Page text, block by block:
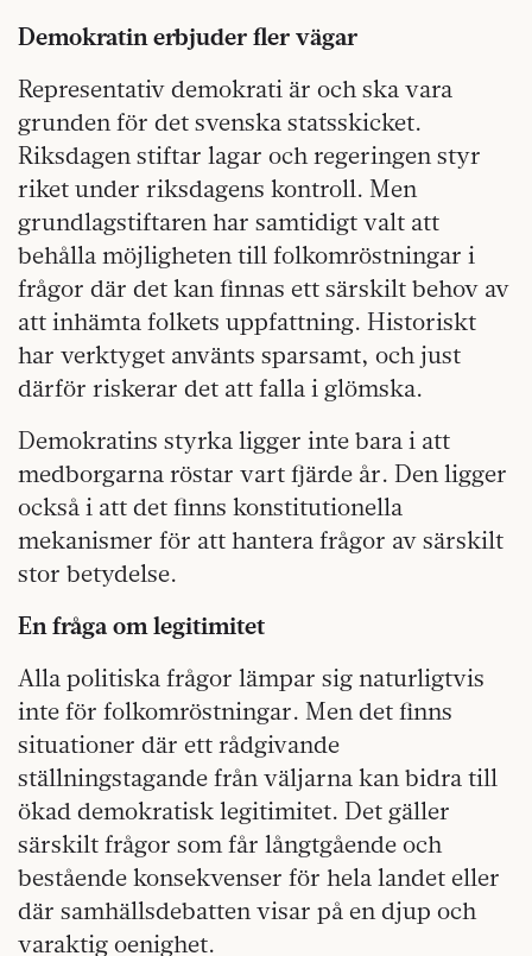
Demokratin erbjuder fler vägar
Representativ demokrati är och ska vara
grunden för det svenska statsskicket.
Riksdagen stiftar lagar och regeringen styr
riket under riksdagens kontroll. Men
grundlagstiftaren har samtidigt valt att
behålla möjligheten till folkomröstningar i
frågor där det kan finnas ett särskilt behov av
att inhämta folkets uppfattning. Historiskt
har verktyget använts sparsamt, och just
därför riskerar det att falla i glömska.
Demokratins styrka ligger inte bara i att
medborgarna röstar vart fjärde år. Den ligger
också i att det finns konstitutionella
mekanismer för att hantera frågor av särskilt
stor betydelse.
En fråga om legitimitet
Alla politiska frågor lämpar sig naturligtvis
inte för folkomröstningar. Men det finns
situationer där ett rådgivande
ställningstagande från väljarna kan bidra till
ökad demokratisk legitimitet. Det gäller
särskilt frågor som får långtgående och
bestående konsekvenser för hela landet eller
där samhällsdebatten visar på en djup och
varaktig oenighet.